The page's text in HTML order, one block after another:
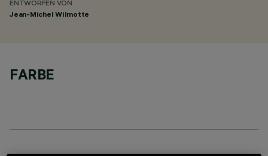
ENTWORFEN VON
Jean-Michel Wilmotte
FARBE